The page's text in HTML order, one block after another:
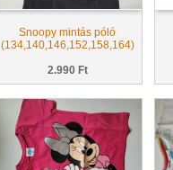
Snoopy mintás póló
(134,140,146,152,158,164)
2.990 Ft